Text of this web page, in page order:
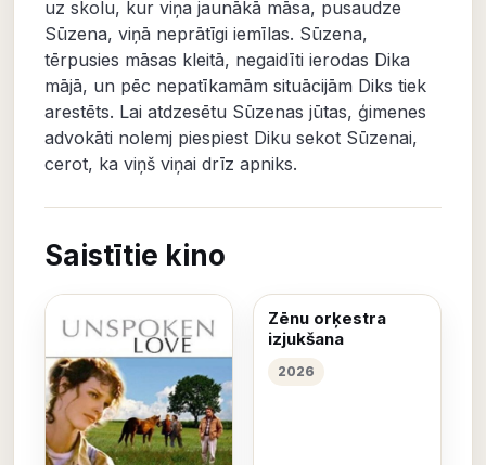
uz skolu, kur viņa jaunākā māsa, pusaudze
Sūzena, viņā neprātīgi iemīlas. Sūzena,
tērpusies māsas kleitā, negaidīti ierodas Dika
mājā, un pēc nepatīkamām situācijām Diks tiek
arestēts. Lai atdzesētu Sūzenas jūtas, ģimenes
advokāti nolemj piespiest Diku sekot Sūzenai,
cerot, ka viņš viņai drīz apniks.
Saistītie kino
Zēnu orķestra
izjukšana
2026